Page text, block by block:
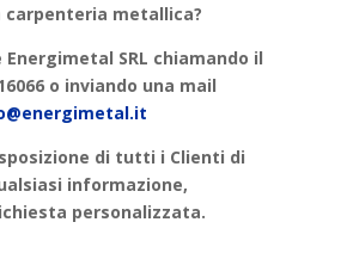
carpenteria metallica?
Energimetal SRL chiamando il
o inviando una mail
di tutti i Clienti di
informazione,
personalizzata.